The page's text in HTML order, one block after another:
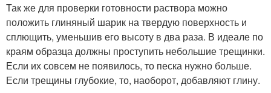
Так же для проверки готовности раствора можно
положить глиняный шарик на твердую поверхность и
сплющить, уменьшив его высоту в два раза. В идеале по
краям образца должны проступить небольшие трещинки.
Если их совсем не появилось, то песка нужно больше.
Если трещины глубокие, то, наоборот, добавляют глину.